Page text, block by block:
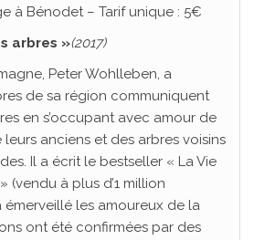
à Bénodet – Tarif unique : 5€
arbres »(2017)
Peter Wohlleben, a
de sa région communiquent
en s’occupant avec amour de
anciens et des arbres voisins
Il a écrit le bestseller « La Vie
(vendu à plus d’1 million
émerveillé les amoureux de la
ont été confirmées par des